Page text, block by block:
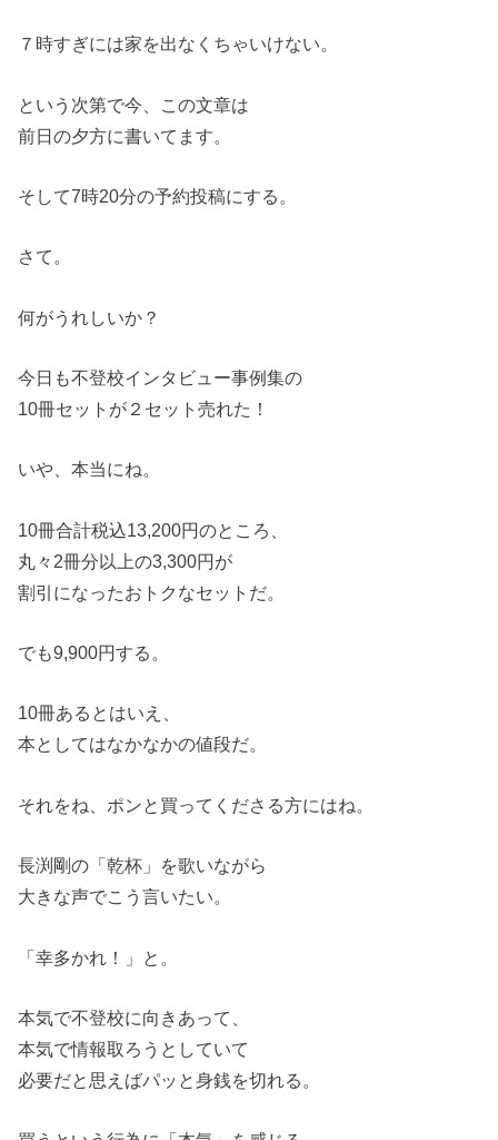
７時すぎには家を出なくちゃいけない。
という次第で今、この文章は
前日の夕方に書いてます。
そして7時20分の予約投稿にする。
さて。
何がうれしいか？
今日も不登校インタビュー事例集の
10冊セットが２セット売れた！
いや、本当にね。
10冊合計税込13,200円のところ、
丸々2冊分以上の3,300円が
割引になったおトクなセットだ。
でも9,900円する。
10冊あるとはいえ、
本としてはなかなかの値段だ。
それをね、ポンと買ってくださる方にはね。
長渕剛の「乾杯」を歌いながら
大きな声でこう言いたい。
「幸多かれ！」と。
本気で不登校に向きあって、
本気で情報取ろうとしていて
必要だと思えばパッと身銭を切れる。